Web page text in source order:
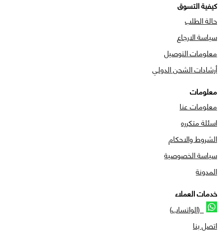
كيفية التسوق
حالة الطلب
سياسة الارجاع
معلومات التوصيل
أرشادات الشحن الدولي
معلومات
معلومات عنا
اسئلة متكرره
الشروط والاحكام
سياسة الخصوصية
المدونة
خدمات العملاء
(الواتساب)
اتصل بنا